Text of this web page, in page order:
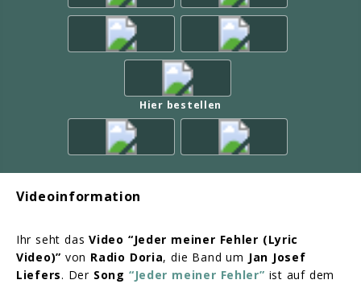
Hier bestellen
Videoinformation
Ihr seht dasVideo “Jeder meiner Fehler (Lyric
Video)” von Radio Doria, die Band um Jan Josef
Liefers. Der Song “Jeder meiner Fehler” ist auf dem